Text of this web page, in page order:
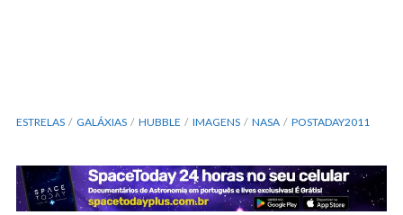
ESTRELAS GALÁXIAS HUBBLE IMAGENS NASA POSTADAY2011